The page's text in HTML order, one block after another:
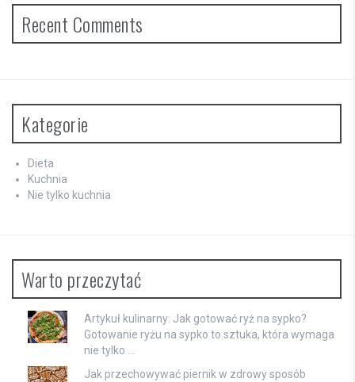
Recent Comments
Kategorie
Dieta
Kuchnia
Nie tylko kuchnia
Warto przeczytać
Artykuł kulinarny: Jak gotować ryż na sypko?
Gotowanie ryżu na sypko to sztuka, która wymaga
nie tylko …
Jak przechowywać piernik w zdrowy sposób